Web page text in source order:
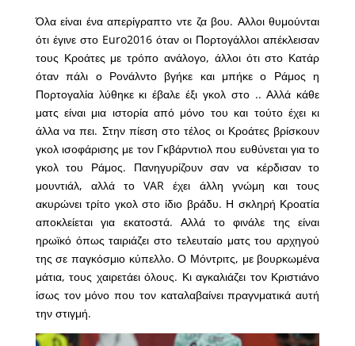
Όλα είναι ένα απερίγραπτο ντε ζα βου. Αλλοι θυμούνται
ότι έγινε στο Euro2016 όταν οι Πορτογάλλοι απέκλεισαν
τους Κροάτες με τρόπο ανάλογο, άλλοι ότι στο Κατάρ
όταν πάλι ο Ρονάλντο βγήκε και μπήκε ο Ράμος η
Πορτογαλία λύθηκε κι έβαλε έξι γκολ στο .. Αλλά κάθε
ματς είναι μια ιστορία από μόνο του και τούτο έχει κι
άλλα να πει. Στην πίεση στο τέλος οι Κροάτες βρίσκουν
γκολ ισοφάρισης με τον Γκβάρντιολ που ευθύνεται για το
γκολ του Ράμος. Πανηγυρίζουν σαν να κέρδισαν το
μουντιάλ, αλλά το VAR έχει άλλη γνώμη και τους
ακυρώνει τρίτο γκολ στο ίδιο βράδυ. Η σκληρή Κροατία
αποκλείεται για εκατοστά. Αλλά το φινάλε της είναι
ηρωϊκό όπως ταιριάζει στο τελευταίο ματς του αρχηγού
της σε παγκόσμιο κύπελλο. Ο Μόντριτς, με βουρκωμένα
μάτια, τους χαιρετάει όλους. Κι αγκαλιάζει τον Κριστιάνο
ίσως τον μόνο που τον καταλαβαίνει πραγνματικά αυτή
την στιγμή.